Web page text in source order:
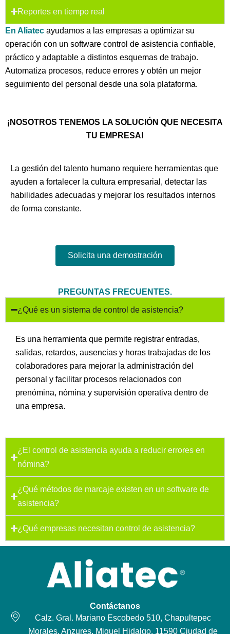
Reportes en tiempo real
En Aliatec ayudamos a las empresas a optimizar su
operación con un software control de asistencia confiable,
práctico y adaptable a distintos esquemas de trabajo.
Automatiza procesos, reduce errores y obtén un mejor
seguimiento del personal desde una sola plataforma.
¡NOSOTROS TENEMOS LA SOLUCIÓN QUE NECESITA
TU EMPRESA!
La gestión del talento humano requiere herramientas que
ayuden a fortalecer la cultura empresarial, detectar las
habilidades adecuadas y mejorar los resultados internos
de forma constante.
Solicita una demostración
PREGUNTAS FRECUENTES.
¿Qué es un sistema de control de asistencia?
Es una herramienta que permite registrar entradas,
salidas, retardos, ausencias y horas trabajadas de los
colaboradores para mejorar la administración del
personal y facilitar procesos relacionados con
prenómina, nómina y supervisión operativa dentro de
una empresa.
¿El control de asistencia ayuda a reducir errores en
nómina?
¿Qué métodos de marcaje existen en un software de
asistencia?
¿Qué empresas necesitan control de asistencia?
Contáctanos
Calz. Gral. Mariano Escobedo 510, Chapultepec
Morales, Anzures, Miguel Hidalgo, 11590 Ciudad de